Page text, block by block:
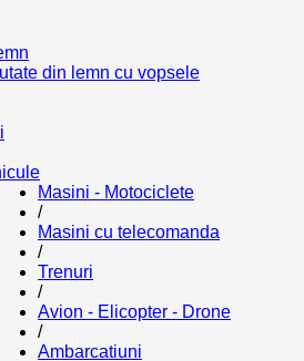
din lemn cu vopsele
Masini - Motociclete
/
Masini cu telecomanda
/
Trenuri
/
Avion - Elicopter - Drone
/
Ambarcatiuni